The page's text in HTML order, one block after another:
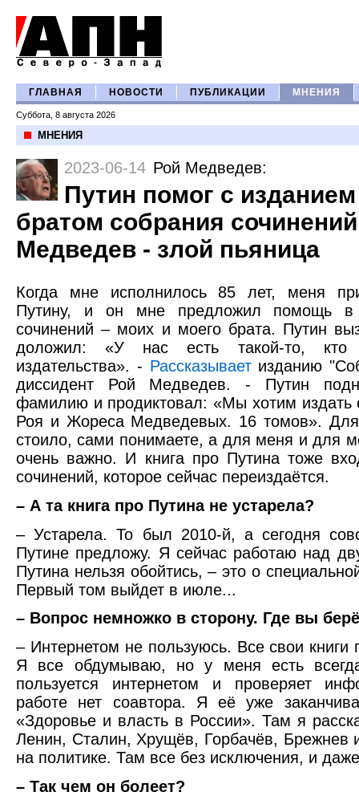
ГЛАВНАЯ НОВОСТИ ПУБЛИКАЦИИ МНЕНИЯ
Суббота, 8 августа 2026
МНЕНИЯ
2023-06-14 Рой Медведев:
Путин помог с
братом собрания
Медведев - злой пьяница
Когда мне исполнилось 85 лет, меня
Путину, и он мне предложил помощь в
сочинений – моих и моего брата. Путин
доложил: «У нас есть такой-то, кто
издательства». - Рассказываетизданию
диссидент Рой Медведев. - Путин
фамилию и продиктовал: «Мы хотим издать
Роя и Жореса Медведевых. 16 томов». Для
стоило, сами понимаете, а для меня и для
очень важно. И книга про Путина тоже
сочинений, которое сейчас переиздаётся.
– А та книга про Путина не устарела?
– Устарела. То был 2010-й, а сегодня
Путине предложу. Я сейчас работаю над
Путина нельзя обойтись, – это о
Первый том выйдет в июле...
– Вопрос немножко в сторону. Где вы
– Интернетом не пользуюсь. Все свои книги
Я все обдумываю, но у меня есть
пользуется интернетом и проверяет
работе нет соавтора. Я её уже
«Здоровье и власть в России». Там я
Ленин, Сталин, Хрущёв, Горбачёв, Брежнев
на политике. Там все без исключения, и
– Так чем он болеет?